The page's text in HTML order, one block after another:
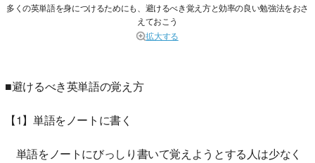
多くの英単語を身につけるためにも、避けるべき覚え方と効率の良い勉強法をおさ
えておこう
拡大する
■避けるべき英単語の覚え方
【1】単語をノートに書く
単語をノートにびっしり書いて覚えようとする人は少なく